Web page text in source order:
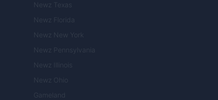
Newz Texas
Newz Florida
Newz New York
Newz Pennsylvania
Newz Illinois
Newz Ohio
Gameland